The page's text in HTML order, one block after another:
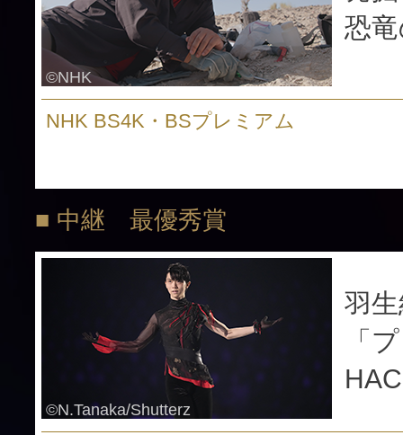
©NHK
恐
NHK BS4K・BSプレミアム
■ 中継 最優秀賞
©N.Tanaka/Shutterz
羽
「